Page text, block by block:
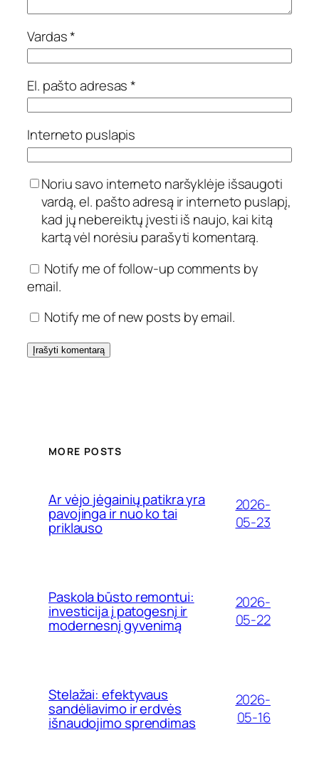
Vardas*
El. pašto adresas*
Interneto puslapis
Noriu savo interneto naršyklėje išsaugoti
vardą, el. pašto adresą ir interneto puslapį,
kad jų nebereiktų įvesti iš naujo, kai kitą
kartą vėl norėsiu parašyti komentarą.
Notify me of follow-up comments by
email.
Notify me of new posts by email.
MORE POSTS
Ar vėjo jėgainių patikra yra
pavojinga ir nuo ko tai
priklauso
2026-
05-23
Paskola būsto remontui:
investicija į patogesnį ir
modernesnį gyvenimą
2026-
05-22
Stelažai: efektyvaus
sandėliavimo ir erdvės
išnaudojimo sprendimas
2026-
05-16